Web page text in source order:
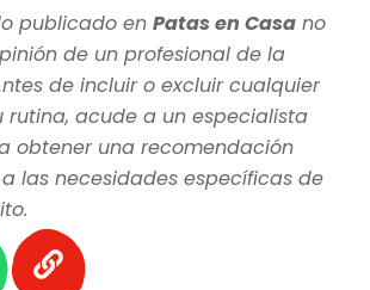
publicado en Patas en Casa no
de un profesional de la
de incluir o excluir cualquier
rutina, acude a un especialista
obtener una recomendación
las necesidades específicas de